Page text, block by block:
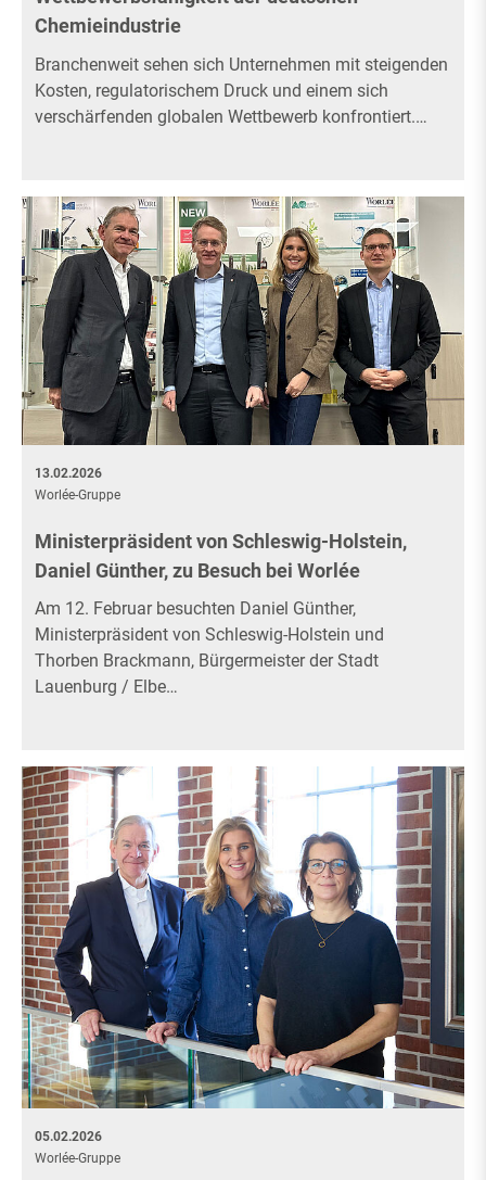
Chemieindustrie
Branchenweit sehen sich Unternehmen mit steigenden
Kosten, regulatorischem Druck und einem sich
verschärfenden globalen Wettbewerb konfrontiert.…
13.02.2026
Worlée-Gruppe
Ministerpräsident von Schleswig-Holstein,
Daniel Günther, zu Besuch bei Worlée
Am 12. Februar besuchten Daniel Günther,
Ministerpräsident von Schleswig-Holstein und
Thorben Brackmann, Bürgermeister der Stadt
Lauenburg / Elbe…
05.02.2026
Worlée-Gruppe